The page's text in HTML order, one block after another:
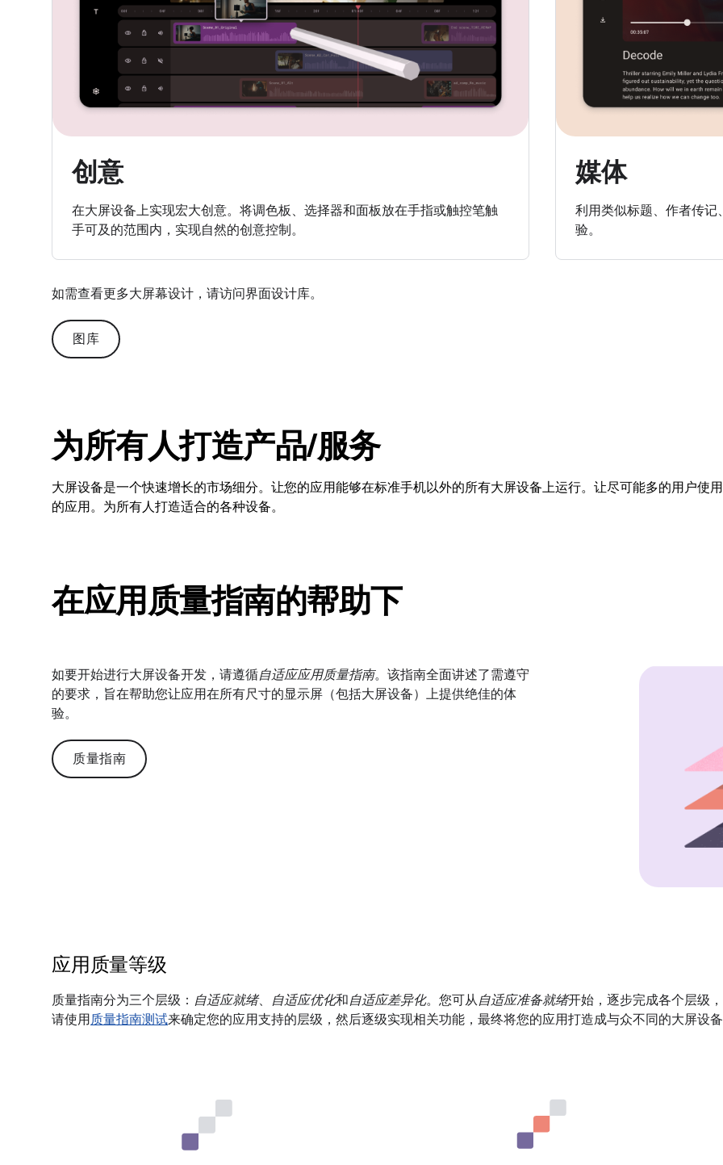
创意
在大屏设备上实现宏大创意。将调色板、选择器和面板放在手指或触控笔触
手可及的范围内，实现自然的创意控制。
媒体
利用类似标题、作者传
验。
如需查看更多大屏幕设计，请访问界面设计库。
图库
为所有人打造产品/服务
大屏设备是一个快速增长的市场细分。让您的应用能够在标准手机以外的所有大屏设备上运行。让尽可能多的用户使
的应用。为所有人打造适合的各种设备。
在应用质量指南的帮助下
如要开始进行大屏设备开发，请遵循自适应应用质量指南。该指南全面讲述了需遵守
的要求，旨在帮助您让应用在所有尺寸的显示屏（包括大屏设备）上提供绝佳的体
验。
质量指南
应用质量等级
质量指南分为三个层级： 自适应就绪、 自适应优化和自适应差异化。您可从自适应准备就绪开始，逐步完成各个层级
请使用质量指南测试来确定您的应用支持的层级，然后逐级实现相关功能，最终将您的应用打造成与众不同的大屏设